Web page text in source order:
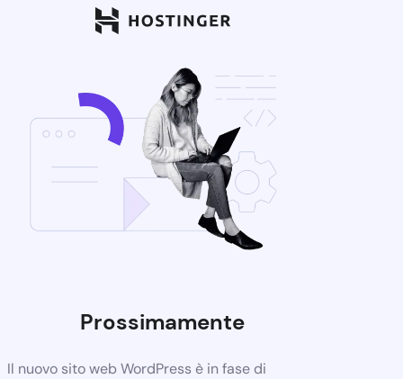
Prossimamente
Il nuovo sito web WordPress è in fase di